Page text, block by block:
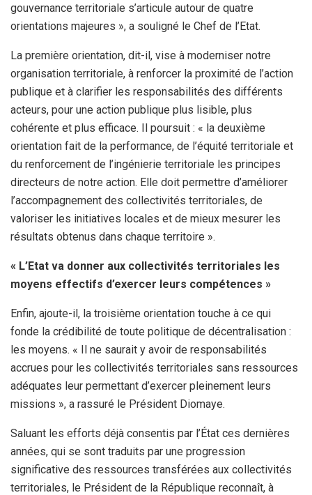
gouvernance territoriale s’articule autour de quatre
orientations majeures », a souligné le Chef de l’Etat.
La première orientation, dit-il, vise à moderniser notre
organisation territoriale, à renforcer la proximité de l’action
publique et à clarifier les responsabilités des différents
acteurs, pour une action publique plus lisible, plus
cohérente et plus efficace. Il poursuit : « la deuxième
orientation fait de la performance, de l’équité territoriale et
du renforcement de l’ingénierie territoriale les principes
directeurs de notre action. Elle doit permettre d’améliorer
l’accompagnement des collectivités territoriales, de
valoriser les initiatives locales et de mieux mesurer les
résultats obtenus dans chaque territoire ».
« L’Etat va donner aux collectivités territoriales les
moyens effectifs d’exercer leurs compétences »
Enfin, ajoute-il, la troisième orientation touche à ce qui
fonde la crédibilité de toute politique de décentralisation :
les moyens. « Il ne saurait y avoir de responsabilités
accrues pour les collectivités territoriales sans ressources
adéquates leur permettant d’exercer pleinement leurs
missions », a rassuré le Président Diomaye.
Saluant les efforts déjà consentis par l’État ces dernières
années, qui se sont traduits par une progression
significative des ressources transférées aux collectivités
territoriales, le Président de la République reconnaît, à